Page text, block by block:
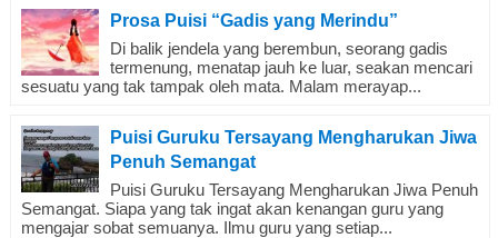
Prosa Puisi “Gadis yang Merindu”
Di balik jendela yang berembun, seorang gadis
termenung, menatap jauh ke luar, seakan mencari
sesuatu yang tak tampak oleh mata. Malam merayap...
Puisi Guruku Tersayang Mengharukan Jiwa
Penuh Semangat
Puisi Guruku Tersayang Mengharukan Jiwa Penuh
Semangat. Siapa yang tak ingat akan kenangan guru yang
mengajar sobat semuanya. Ilmu guru yang setiap...